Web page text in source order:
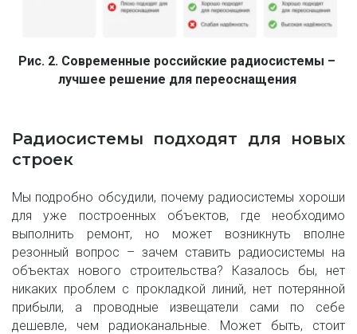
Рис. 2. Современные российские радиосистемы –
лучшее решение для переоснащения
Радиосистемы подходят для новых
строек
Мы подробно обсудили, почему радиосистемы хороши
для уже построенных объектов, где необходимо
выполнить ремонт, но может возникнуть вполне
резонный вопрос – зачем ставить радиосистемы на
объектах нового строительства? Казалось бы, нет
никаких проблем с прокладкой линий, нет потерянной
прибыли, а проводные извещатели сами по себе
дешевле, чем радиоканальные. Может быть, стоит